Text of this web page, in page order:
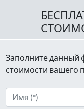
Заполните данный
стоимости вашего